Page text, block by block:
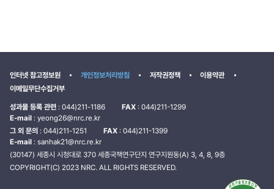
인터넷 참고정보원 개인정보처리방침 저작권정책
이용약관
이메일무단수집거부
성과물 등록 관련 : 044)211-1186 FAX : 044)211-1299
E-mail : yeong26@nrc.re.kr
그 외 문의 : 044)211-1251 FAX : 044)211-1399
E-mail : sanhak21@nrc.re.kr
(30147) 세종시 시청대로 370 세종국책연구단지 연구지원동(A) 3, 4, 8, 9층
COPYRIGHT(C) 2023 NRC. ALL RIGHTS RESERVED.